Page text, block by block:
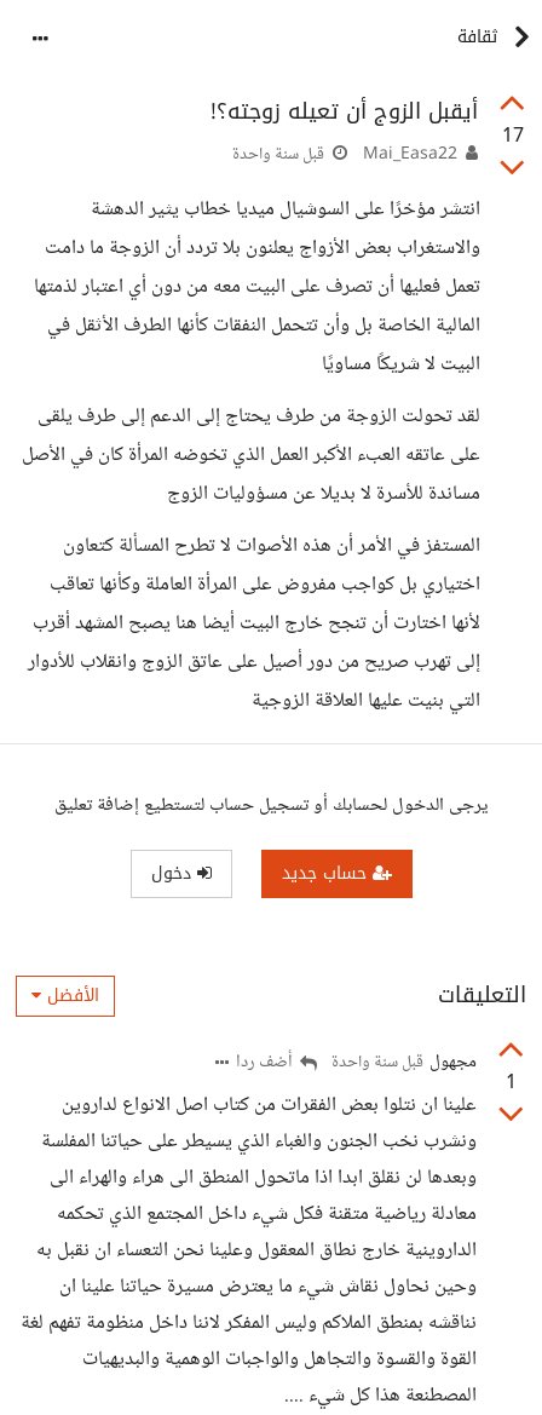
ثقافة
17
أيقبل الزوج أن تعيله زوجته؟!
قبل سنة واحدة
انتشر مؤخرًا على السوشيال ميديا خطاب يثير الدهشة
والاستغراب بعض الأزواج يعلنون بلا تردد أن الزوجة ما دامت
تعمل فعليها أن تصرف على البيت معه من دون أي اعتبار لذمتها
المالية الخاصة بل وأن تتحمل النفقات كأنها الطرف الأثقل في
البيت لا شريكًا مساويًا
لقد تحولت الزوجة من طرف يحتاج إلى الدعم إلى طرف يلقى
على عاتقه العبء الأكبر العمل الذي تخوضه المرأة كان في الأصل
مساندة للأسرة لا بديلا عن مسؤوليات الزوج
المستفز في الأمر أن هذه الأصوات لا تطرح المسألة كتعاون
اختياري بل كواجب مفروض على المرأة العاملة وكأنها تعاقب
لأنها اختارت أن تنجح خارج البيت أيضا هنا يصبح المشهد أقرب
إلى تهرب صريح من دور أصيل على عاتق الزوج وانقلاب للأدوار
التي بنيت عليها العلاقة الزوجية
يرجى الدخول لحسابك أو تسجيل حساب لتستطيع إضافة تعليق
حساب جديد دخول
التعليقات الأفضل
1
مجهول قبل سنة واحدة أضف ردا
علينا ان نتلوا بعض الفقرات من كتاب اصل الانواع لداروين
ونشرب نخب الجنون والغباء الذي يسيطر على حياتنا المفلسة
وبعدها لن نقلق ابدا اذا ماتحول المنطق الى هراء والهراء الى
معادلة رياضية متقنة فكل شيء داخل المجتمع الذي تحكمه
الداروينية خارج نطاق المعقول وعلينا نحن التعساء ان نقبل به
وحين نحاول نقاش شيء ما يعترض مسيرة حياتنا علينا ان
نناقشه بمنطق الملاكم وليس المفكر لاننا داخل منظومة تفهم لغة
القوة والقسوة والتجاهل والواجبات الوهمية والبديهيات
المصطنعة هذا كل شيء ....